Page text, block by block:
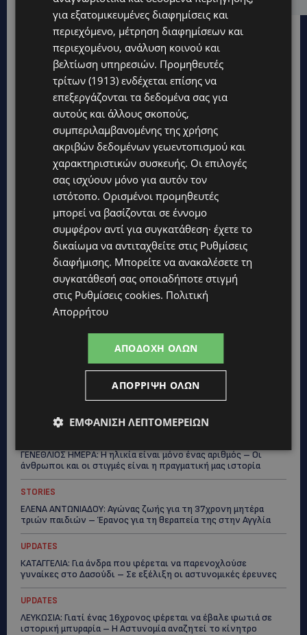
Topics
UPDATES
ΕΤΟΙΜΑΣΤΕΙΤΕ ΓΙΑ ΚΑΘΥΣΤΕΡΗΣΕΙΣ: Κλειστή λωρίδα στον
αυτοκινητόδρομο Αμμοχώστου – Λάρνακας
ΙΣΑΑΚ-ΣΟΛΩΜΟΥ: Κλείνουν συμβολικά οδοφράγματα την
ΣΥΛΛΗΨΕΙΣ: 161 οδηγοί με υπερβολική ταχύτητα σε μία νύχτα
ΓΕΝΕΘΛΙΟΣ ΗΜΕΡΑ: Η ηλικία είναι μόνο ένας αριθμός – Οι
άνθρωποι και οι στιγμές είναι η πραγματική μας ιστορία
STORIES
ΕΛΕΝΑ ΑΝΤΩΝΙΑΔΟΥ: Αγώνας ζωής για τη 37χρονη μητέρα
τριών παιδιών – Έρανος για τη θεραπεία της στην Αγγλία
UPDATES
ΚΑΤΑΓΓΕΛΙΑ: Για άνδρα που φέρεται να παρενοχλούσε
γυναίκες στο Δασούδι – Σε εξέλιξη οι αστυνομικές έρευνες
UPDATES
ΛΕΥΚΩΣΙΑ: Γιατί ένας 16χρονος φέρεται να έβαλε φωτιά σε
ιστορική μπυραρία – Η Αστυνομία αναζητεί το κίνητρο
για εξατομικευμένες διαφημίσεις και
περιεχόμενο, μέτρηση διαφημίσεων και
περιεχομένου, ανάλυση κοινού και
βελτίωση υπηρεσιών. Προμηθευτές
τρίτων (1913) ενδέχεται επίσης να
επεξεργάζονται τα δεδομένα σας για
αυτούς και άλλους σκοπούς,
συμπεριλαμβανομένης της χρήσης
ακριβών δεδομένων γεωεντοπισμού και
χαρακτηριστικών συσκευής. Οι επιλογές
σας ισχύουν μόνο για αυτόν τον
ιστότοπο. Ορισμένοι προμηθευτές
μπορεί να βασίζονται σε έννομο
συμφέρον αντί για συγκατάθεση· έχετε το
δικαίωμα να αντιταχθείτε στις Ρυθμίσεις
διαφήμισης. Μπορείτε να ανακαλέσετε τη
συγκατάθεσή σας οποιαδήποτε στιγμή
στις Ρυθμίσεις cookies. Πολιτική
Απορρήτου
ΑΠΟΔΟΧΉ ΌΛΩΝ
ΑΠΌΡΡΙΨΗ ΌΛΩΝ
ΕΜΦΆΝΙΣΗ ΛΕΠΤΟΜΕΡΕΙΏΝ